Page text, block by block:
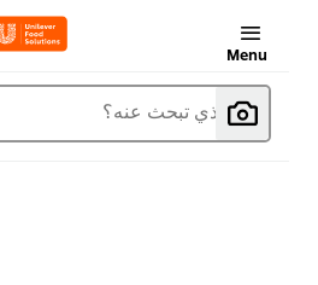
Menu
ما الذي تبحث عنه؟